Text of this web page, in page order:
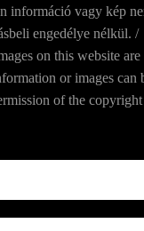
információ vagy kép
engedélye nélkül. /
on this website are
or images can
of the copyright